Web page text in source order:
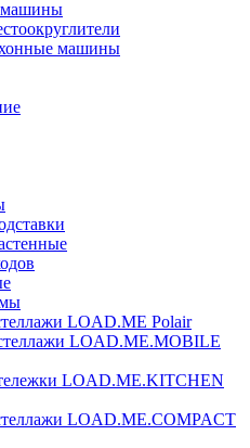
машины
машины
LOAD.ME Polair
LOAD.ME.MOBILE
LOAD.ME.KITCHEN
LOAD.ME.COMPACT